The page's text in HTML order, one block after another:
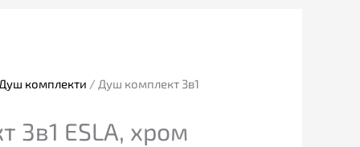
Душ комплекти / Душ комплект 3в1
3в1 ESLA, хром
245.00€
лв.).